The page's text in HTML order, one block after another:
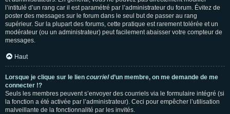
l’intitulé d’un rang car il est paramétré par l’administrateur du forum. Évitez de
poster des messages sur le forum dans le seul but de passer au rang
supérieur. Sur la plupart des forums, cette pratique est rarement tolérée et un
modérateur (ou un administrateur) peut facilement abaisser votre compteur de
messages.
Haut
Lorsque je clique sur le lien courrield’un membre, on me demande de me
connecter !?
Seuls les membres peuvent s’envoyer des courriels via le formulaire intégré (si
la fonction a été activée par l’administrateur). Ceci pour empêcher l’utilisation
malveillante de la fonctionnalité par les invités.